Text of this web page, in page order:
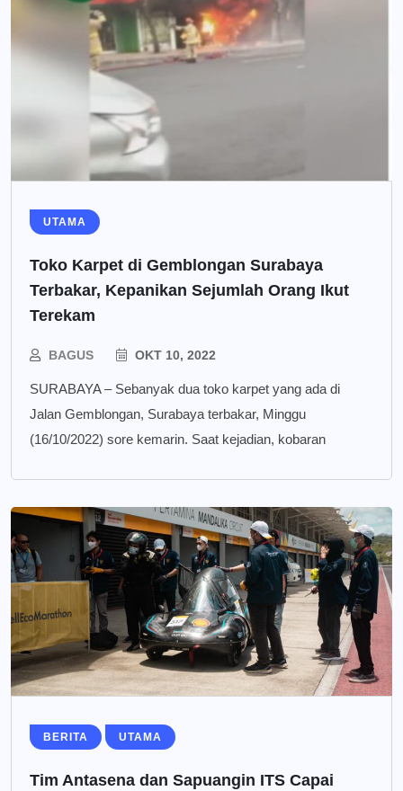
UTAMA
Toko Karpet di Gemblongan Surabaya
Terbakar, Kepanikan Sejumlah Orang Ikut
Terekam
BAGUS OKT 10, 2022
SURABAYA – Sebanyak dua toko karpet yang ada di
Jalan Gemblongan, Surabaya terbakar, Minggu
(16/10/2022) sore kemarin. Saat kejadian, kobaran
BERITA UTAMA
Tim Antasena dan Sapuangin ITS Capai